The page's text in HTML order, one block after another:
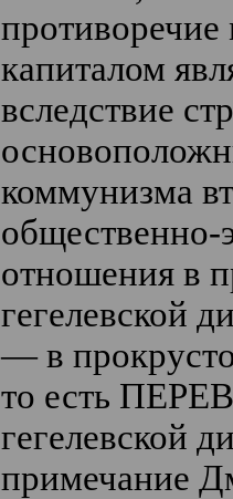
капиталом
вследствие
коммунизма
общественно-
отношения в
гегелевской
— в
то есть
гегелевской
примечание